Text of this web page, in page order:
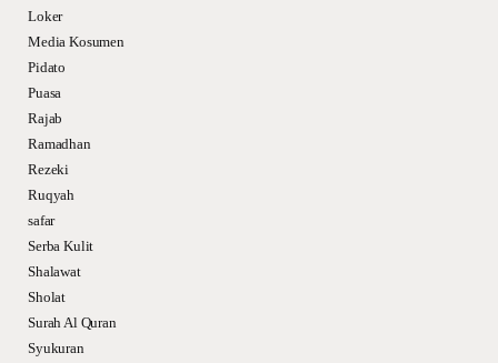
Loker
Media Kosumen
Pidato
Puasa
Rajab
Ramadhan
Rezeki
Ruqyah
safar
Serba Kulit
Shalawat
Sholat
Surah Al Quran
Syukuran